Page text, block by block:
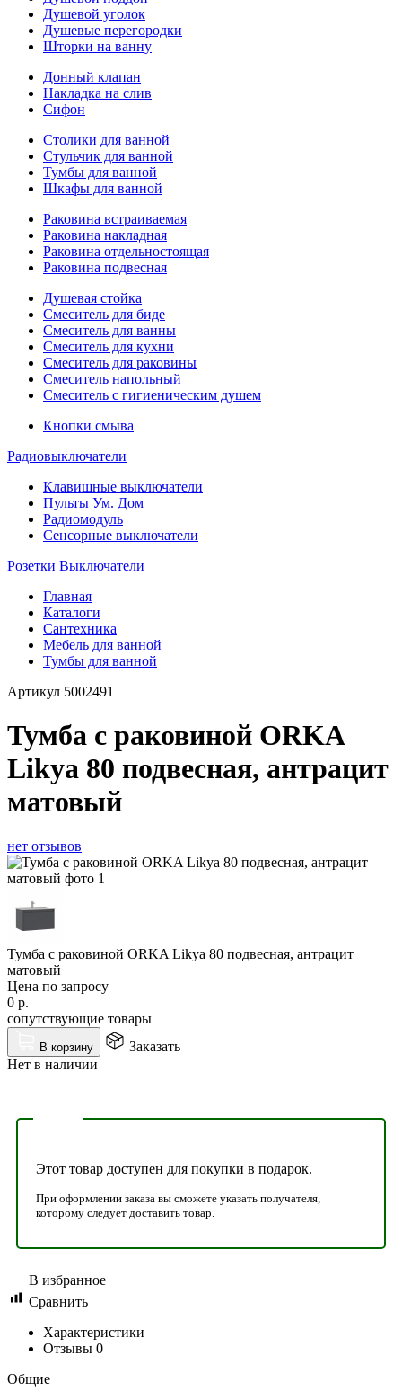
Душевой уголок
Душевые перегородки
Шторки на ванну
Донный клапан
Накладка на слив
Сифон
Столики для ванной
Стульчик для ванной
Тумбы для ванной
Шкафы для ванной
Раковина встраиваемая
Раковина накладная
Раковина отдельностоящая
Раковина подвесная
Душевая стойка
Смеситель для биде
Смеситель для ванны
Смеситель для кухни
Смеситель для раковины
Смеситель напольный
Смеситель с гигиеническим душем
Кнопки смыва
Радиовыключатели
Клавишные выключатели
Пульты Ум. Дом
Радиомодуль
Сенсорные выключатели
Розетки Выключатели
Главная
Каталоги
Сантехника
Мебель для ванной
Тумбы для ванной
Артикул 5002491
Тумба с раковиной ORKA
Likya 80 подвесная, антрацит
матовый
нет отзывов
Тумба с раковиной ORKA Likya 80 подвесная, антрацит
матовый
Цена по запросу
0 р.
сопутствующие товары
В корзину
Заказать
Нет в наличии
Этот товар доступен для покупки в подарок.
При оформлении заказа вы сможете указать получателя,
которому следует доставить товар.
В избранное
Сравнить
Характеристики
Отзывы 0
Общие